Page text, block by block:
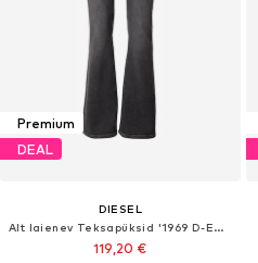
Premium
DEAL
DIESEL
Alt laienev Teksapüksid '1969 D-EBBEY'
119,20 €